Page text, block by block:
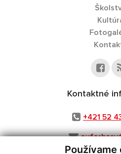
Používame
Kontaktné
+421 52